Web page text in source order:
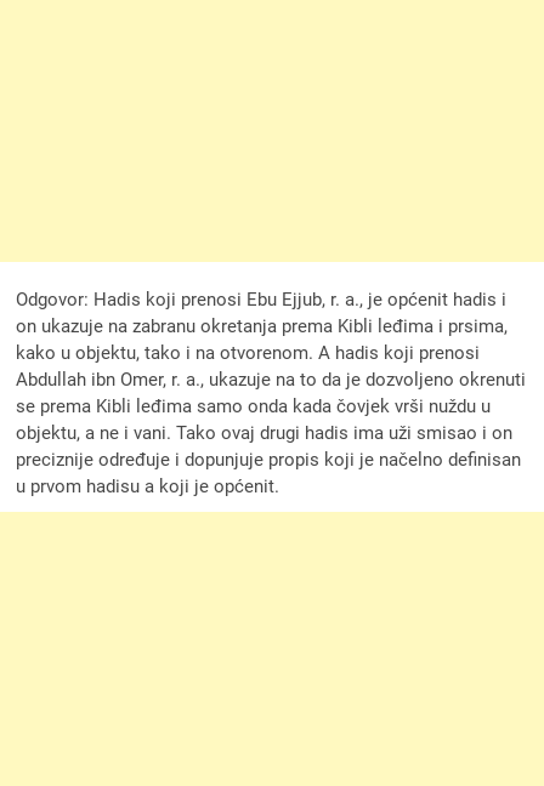
Odgovor: Hadis koji prenosi Ebu Ejjub, r. a., je općenit hadis i
on ukazuje na zabranu okretanja prema Kibli leđima i prsima,
kako u objektu, tako i na otvorenom. A hadis koji prenosi
Abdullah ibn Omer, r. a., ukazuje na to da je dozvoljeno okrenuti
se prema Kibli leđima samo onda kada čovjek vrši nuždu u
objektu, a ne i vani. Tako ovaj drugi hadis ima uži smisao i on
preciznije određuje i dopunjuje propis koji je načelno definisan
u prvom hadisu a koji je općenit.